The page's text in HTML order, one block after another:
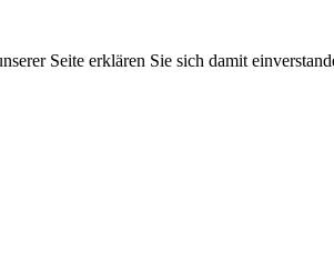
Seite erklären Sie sich damit